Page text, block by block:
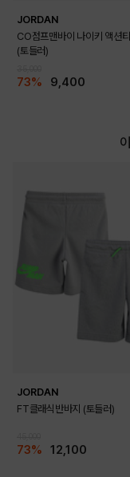
JORDAN
CO점프맨바이 나이키 액션
(토들러)
73% 9,400
JORDAN
FT클래식반바지 (토들러)
73% 12,100